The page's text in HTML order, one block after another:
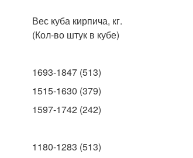
Вес куба кирпича, кг.
(Кол-во штук в кубе)
1693-1847 (513)
1515-1630 (379)
1597-1742 (242)
1180-1283 (513)